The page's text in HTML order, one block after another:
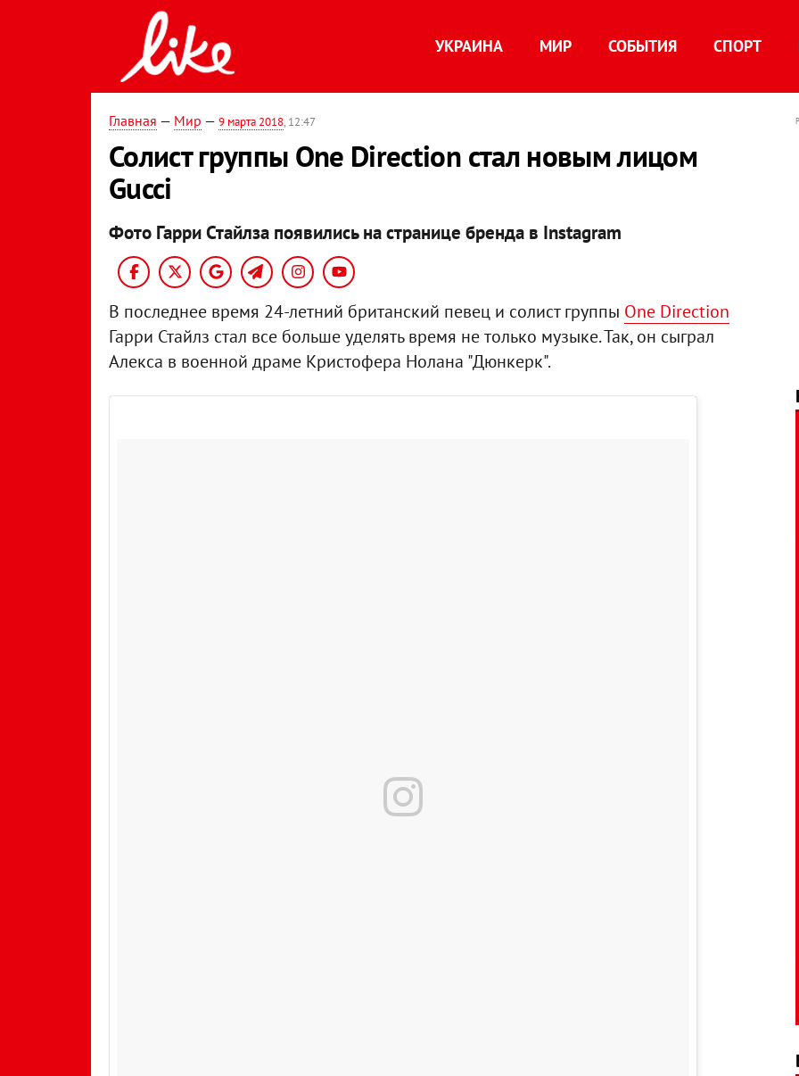
УКРАИНА МИР СОБЫТИЯ СПОРТ
Главная — Мир — 9 марта 2018, 12:47
Солист группы One Direction стал новым лицом
Gucci
Фото Гарри Стайлза появились на странице бренда в Instagram
В последнее время 24-летний британский певец и солист группы One Direction
Гарри Стайлз стал все больше уделять время не только музыке. Так, он сыграл
Алекса в военной драме Кристофера Нолана "Дюнкерк".